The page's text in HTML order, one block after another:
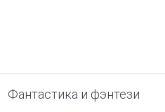
Фантастика и фэнтези